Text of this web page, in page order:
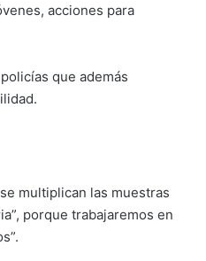
acciones para
que además
multiplican las muestras
porque trabajaremos en